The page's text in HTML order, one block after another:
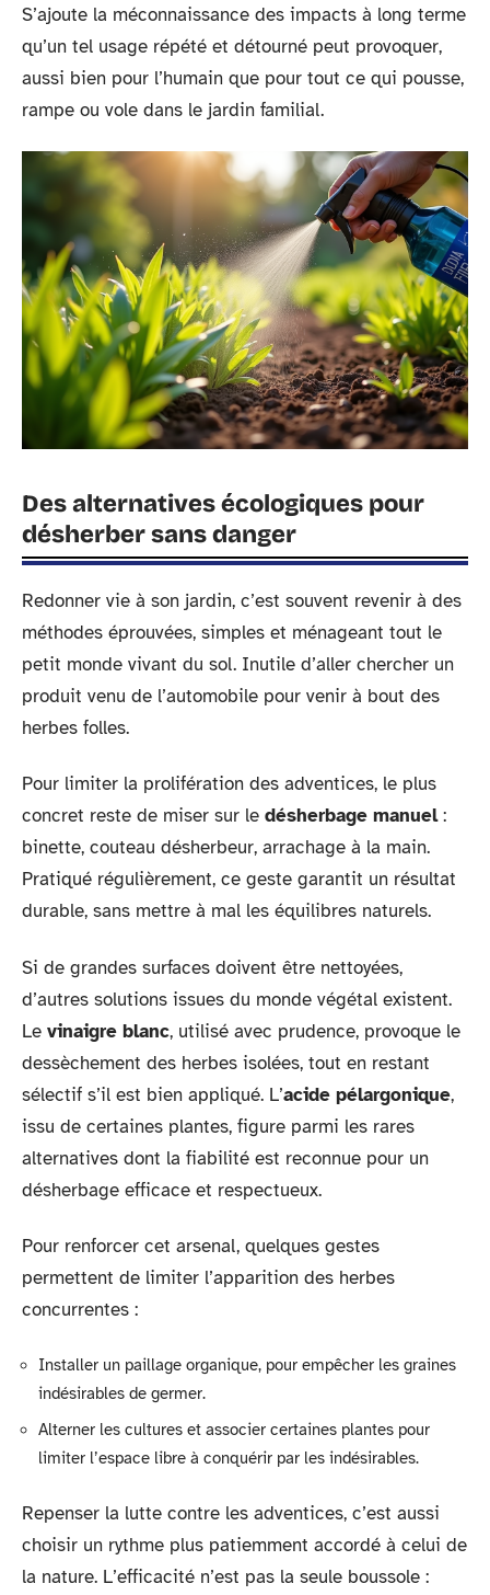
S’ajoute la méconnaissance des impacts à long terme
qu’un tel usage répété et détourné peut provoquer,
aussi bien pour l’humain que pour tout ce qui pousse,
rampe ou vole dans le jardin familial.
Des alternatives écologiques pour
désherber sans danger
Redonner vie à son jardin, c’est souvent revenir à des
méthodes éprouvées, simples et ménageant tout le
petit monde vivant du sol. Inutile d’aller chercher un
produit venu de l’automobile pour venir à bout des
herbes folles.
Pour limiter la prolifération des adventices, le plus
concret reste de miser sur le désherbage manuel:
binette, couteau désherbeur, arrachage à la main.
Pratiqué régulièrement, ce geste garantit un résultat
durable, sans mettre à mal les équilibres naturels.
Si de grandes surfaces doivent être nettoyées,
d’autres solutions issues du monde végétal existent.
Le vinaigre blanc, utilisé avec prudence, provoque le
dessèchement des herbes isolées, tout en restant
sélectif s’il est bien appliqué. L’acide pélargonique,
issu de certaines plantes, figure parmi les rares
alternatives dont la fiabilité est reconnue pour un
désherbage efficace et respectueux.
Pour renforcer cet arsenal, quelques gestes
permettent de limiter l’apparition des herbes
concurrentes :
Installer un paillage organique, pour empêcher les graines
indésirables de germer.
Alterner les cultures et associer certaines plantes pour
limiter l’espace libre à conquérir par les indésirables.
Repenser la lutte contre les adventices, c’est aussi
choisir un rythme plus patiemment accordé à celui de
la nature. L’efficacité n’est pas la seule boussole :